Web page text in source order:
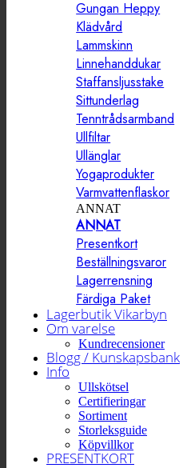
Gungan Heppy
Klädvård
Lammskinn
Linnehanddukar
Staffansljusstake
Sittunderlag
Tenntrådsarmband
Ullfiltar
Ullänglar
Yogaprodukter
Varmvattenflaskor
ANNAT
ANNAT
Presentkort
Beställningsvaror
Lagerrensning
Färdiga Paket
Lagerbutik Vikarbyn
Om varelse
Kundrecensioner
Blogg / Kunskapsbank
Info
Ullskötsel
Certifieringar
Sortiment
Storleksguide
Köpvillkor
PRESENTKORT